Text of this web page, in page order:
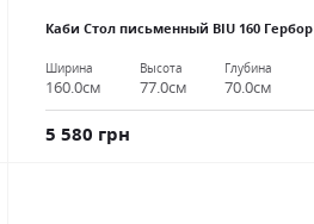
Каби Стол письменный BIU 160 Гербор
Ширина
160.0см
Высота
77.0см
Глубина
70.0см
5 580 грн